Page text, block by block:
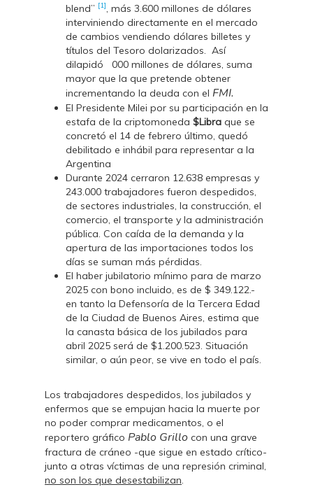
blend” [1], más 3.600 millones de dólares
interviniendo directamente en el mercado
de cambios vendiendo dólares billetes y
títulos del Tesoro dolarizados. Así
dilapidó 000 millones de dólares, suma
mayor que la que pretende obtener
incrementando la deuda con el FMI.
El Presidente Milei por su participación en la
estafa de la criptomoneda $Libra que se
concretó el 14 de febrero último, quedó
debilitado e inhábil para representar a la
Argentina
Durante 2024 cerraron 12.638 empresas y
243.000 trabajadores fueron despedidos,
de sectores industriales, la construcción, el
comercio, el transporte y la administración
pública. Con caída de la demanda y la
apertura de las importaciones todos los
días se suman más pérdidas.
El haber jubilatorio mínimo para de marzo
2025 con bono incluido, es de $ 349.122.-
en tanto la Defensoría de la Tercera Edad
de la Ciudad de Buenos Aires, estima que
la canasta básica de los jubilados para
abril 2025 será de $1.200.523. Situación
similar, o aún peor, se vive en todo el país.
Los trabajadores despedidos, los jubilados y
enfermos que se empujan hacia la muerte por
no poder comprar medicamentos, o el
reportero gráfico Pablo Grillo con una grave
fractura de cráneo -que sigue en estado crítico-
junto a otras víctimas de una represión criminal,
no son los que desestabilizan.